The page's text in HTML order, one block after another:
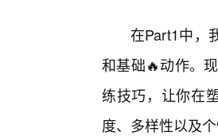
在Part1中，
和基础🔥动作。
练技巧，让你在
度、多样性以及